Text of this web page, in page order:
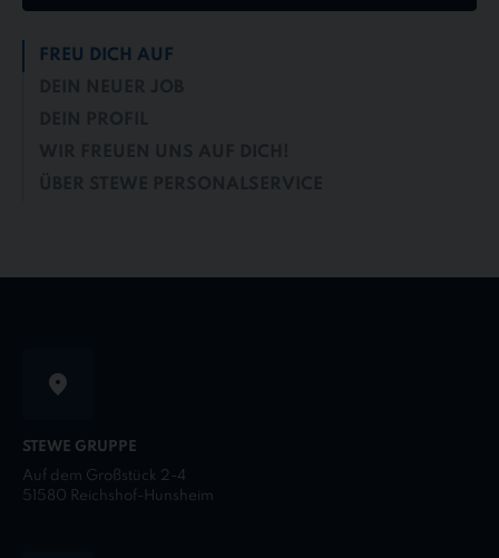
FREU DICH AUF
STEWE GRUPPE
Auf dem Großstück 2-4
51580 Reichshof-Hunsheim